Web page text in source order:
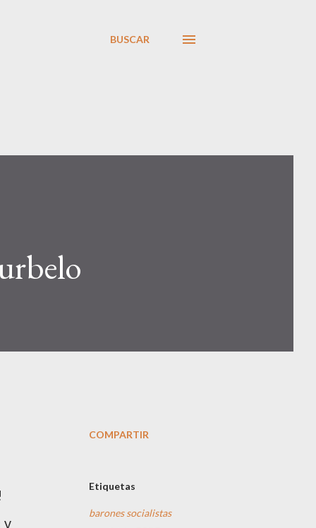
BUSCAR
y
COMPARTIR
Etiquetas
barones socialistas